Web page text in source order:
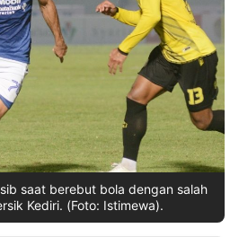
saat berebut bola dengan salah
Kediri. (Foto: Istimewa).